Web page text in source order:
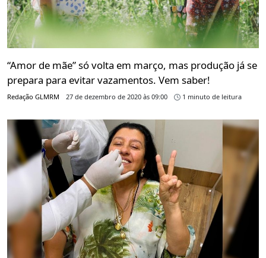
“Amor de mãe” só volta em março, mas produção já se
prepara para evitar vazamentos. Vem saber!
Redação GLMRM 27 de dezembro de 2020 às 09:00 1 minuto de leitura